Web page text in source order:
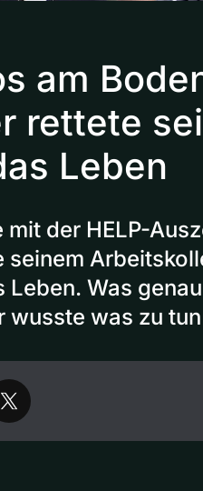
am
rettete
Leben
der HELP-
Was
wusste was zu